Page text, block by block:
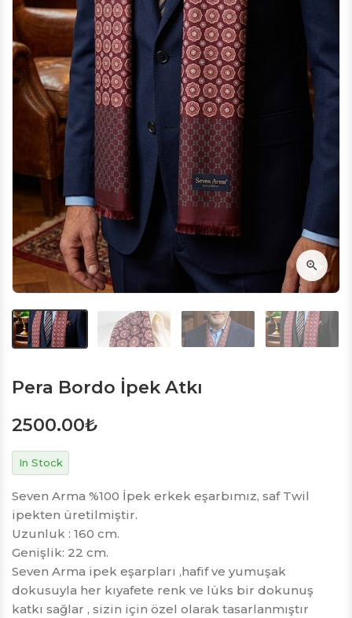
Pera Bordo İpek Atkı
2500.00₺
In Stock
Seven Arma %100 İpek erkek eşarbımız, saf Twil
ipekten üretilmiştir.
Uzunluk : 160 cm.
Genişlik: 22 cm.
Seven Arma ipek eşarpları ,hafif ve yumuşak
dokusuyla her kıyafete renk ve lüks bir dokunuş
katkı sağlar , sizin için özel olarak tasarlanmıştır